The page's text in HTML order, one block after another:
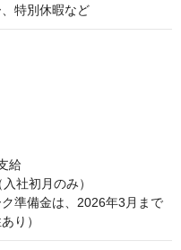
特別休暇など
給
社初月のみ）
準備金は、2026年3月まで
り）